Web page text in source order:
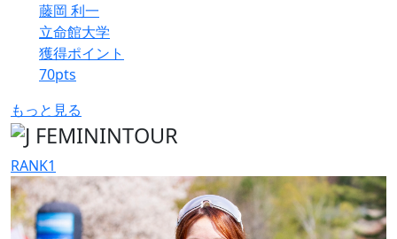
藤岡 利一
立命館大学
獲得ポイント
70pts
もっと見る
RANK1